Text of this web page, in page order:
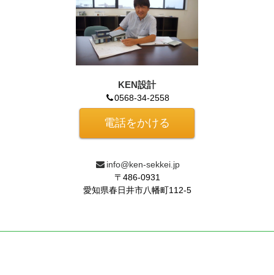
KEN設計
0568-34-2558
電話をかける
info@ken-sekkei.jp
〒486-0931
愛知県春日井市八幡町112-5